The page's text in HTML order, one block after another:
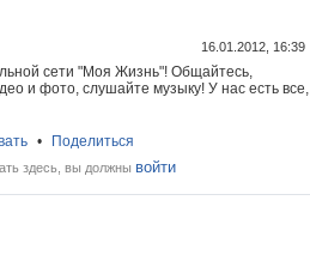
16.01.2012, 16:39
сети "Моя Жизнь"! Общайтесь,
и фото, слушайте музыку! У нас есть все,
• Поделиться
здесь, вы должны войти